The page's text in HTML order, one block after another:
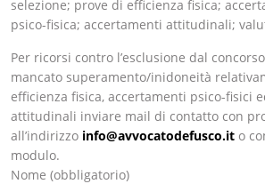
selezione; prove di efficienza fisica;
psico-fisica; accertamenti attitudinali;
Per ricorsi contro l’esclusione dal
mancato superamento/inidoneità
efficienza fisica, accertamenti psico-fisici
attitudinali inviare mail di contatto con
all’indirizzo info@avvocatodefusco.it o
modulo.
Nome (obbligatorio)